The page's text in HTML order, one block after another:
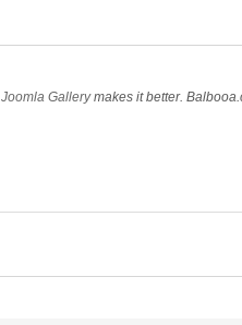
Joomla Gallerymakes it better.